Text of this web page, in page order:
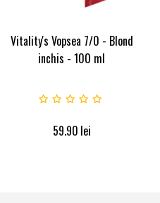
Vitality's Vopsea 7/0 - Blond
inchis - 100 ml
59.90 lei